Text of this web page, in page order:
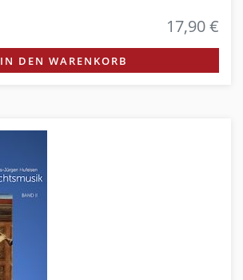
17,90 €
IN DEN WARENKORB